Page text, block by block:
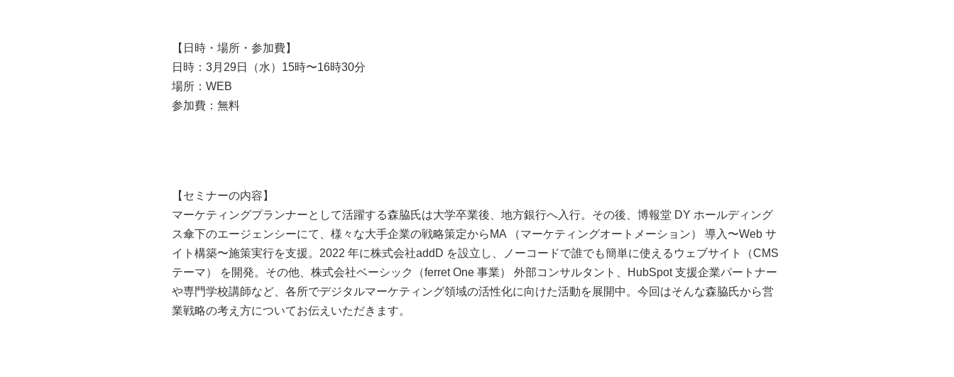
【日時・場所・参加費】
日時：3月29日（水）15時〜16時30分
場所：WEB
参加費：無料
【セミナーの内容】
マーケティングプランナーとして活躍する森脇氏は大学卒業後、地方銀行へ入行。その後、博報堂 DY ホールディング
ス傘下のエージェンシーにて、様々な大手企業の戦略策定からMA （マーケティングオートメーション） 導入〜Web サ
イト構築〜施策実行を支援。2022 年に株式会社addD を設立し、ノーコードで誰でも簡単に使えるウェブサイト（CMS
テーマ） を開発。その他、株式会社ベーシック（ferret One 事業） 外部コンサルタント、HubSpot 支援企業パートナー
や専門学校講師など、各所でデジタルマーケティング領域の活性化に向けた活動を展開中。今回はそんな森脇氏から営
業戦略の考え方についてお伝えいただきます。